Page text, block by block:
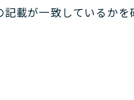
載が一致しているか